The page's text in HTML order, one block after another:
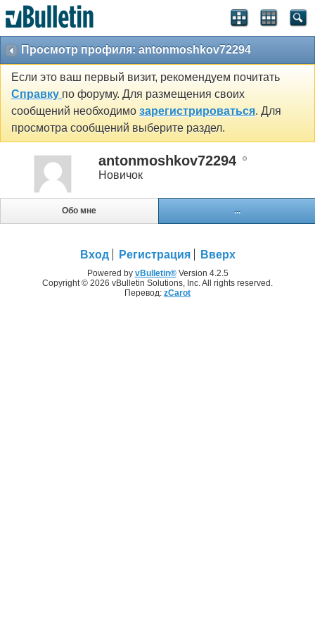
Просмотр профиля: antonmoshkov72294
Если это ваш первый визит, рекомендуем почитать
Справку по форуму. Для размещения своих
сообщений необходимо зарегистрироваться. Для
просмотра сообщений выберите раздел.
antonmoshkov72294
Новичок
Обо мне ...
Вход Регистрация Вверх
Powered by vBulletin®Version 4.2.5
Copyright © 2026 vBulletin Solutions, Inc. All rights reserved.
Перевод: zCarot